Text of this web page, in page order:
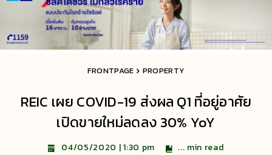
FRONTPAGE PROPERTY
REIC เผย COVID-19 ส่งผล Q1 ที่อยู่อาศัย
เปิดขายใหม่ลดลง 30% YoY
04/05/2020 | 1:30 pm ... min read